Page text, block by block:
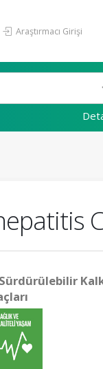
Araştırmacı Girişi